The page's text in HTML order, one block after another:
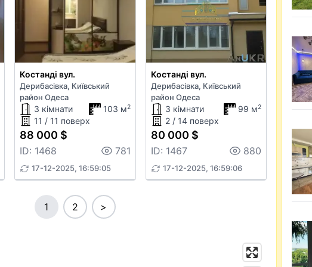
Костанді вул.
Дерибасівка, Київський
район Одеса
3 кімнати 103 м2
11 / 11 поверх
88 000 $
ID: 1468 781
17-12-2025, 16:59:05
Костанді вул.
Дерибасівка, Київський
район Одеса
3 кімнати 99 м2
2 / 14 поверх
80 000 $
ID: 1467 880
17-12-2025, 16:59:06
1 2 >